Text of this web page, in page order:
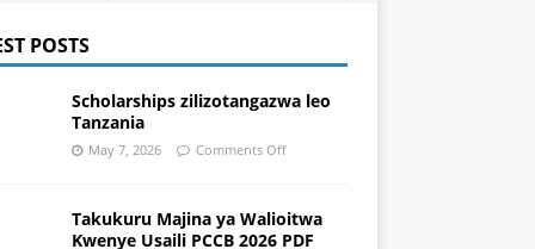
POSTS
Scholarships zilizotangazwa leo
Tanzania
May 7, 2026 Comments Off
Takukuru Majina ya Walioitwa
Kwenye Usaili PCCB 2026 PDF